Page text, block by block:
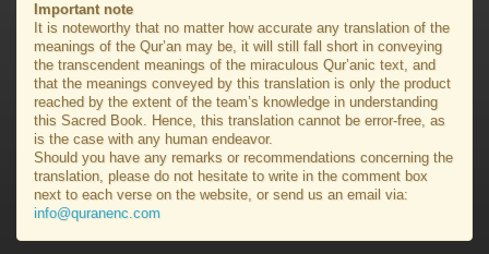
Important note
It is noteworthy that no matter how accurate any translation of the
meanings of the Qur’an may be, it will still fall short in conveying
the transcendent meanings of the miraculous Qur’anic text, and
that the meanings conveyed by this translation is only the product
reached by the extent of the team’s knowledge in understanding
this Sacred Book. Hence, this translation cannot be error-free, as
is the case with any human endeavor.
Should you have any remarks or recommendations concerning the
translation, please do not hesitate to write in the comment box
next to each verse on the website, or send us an email via:
info@quranenc.com